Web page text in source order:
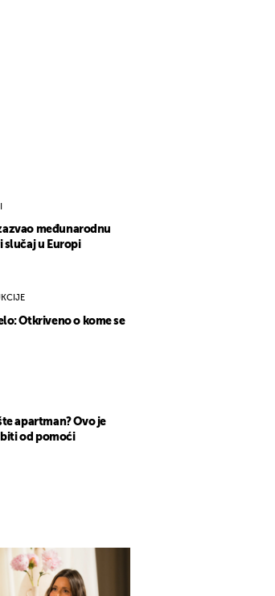
međunarodnu
slučaj u Europi
Otkriveno o kome se
apartman? Ovo je
od pomoći